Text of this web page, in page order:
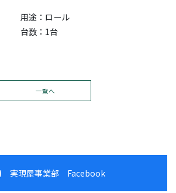
用途：ロール
台数：1台
一覧へ
実現屋事業部 Facebook